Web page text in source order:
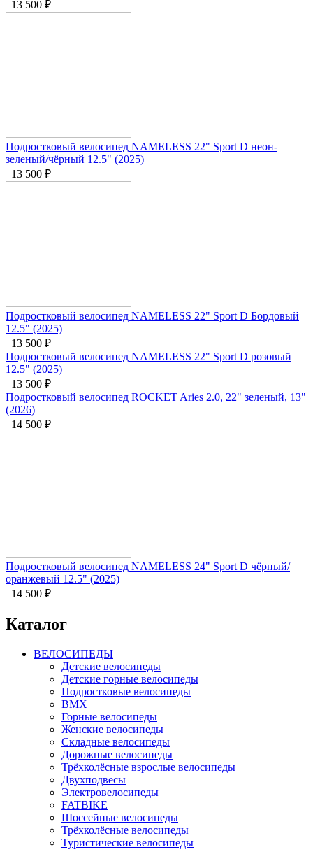
13 500 ₽
Подростковый велосипед NAMELESS 22" Sport D неон-
зеленый/чёрный 12.5" (2025)
13 500 ₽
Подростковый велосипед NAMELESS 22" Sport D Бордовый
12.5" (2025)
13 500 ₽
Подростковый велосипед NAMELESS 22" Sport D розовый
12.5" (2025)
13 500 ₽
Подростковый велосипед ROCKET Aries 2.0, 22" зеленый, 13"
(2026)
14 500 ₽
Подростковый велосипед NAMELESS 24" Sport D чёрный/
оранжевый 12.5" (2025)
14 500 ₽
Каталог
ВЕЛОСИПЕДЫ
Детские велосипеды
Детские горные велосипеды
Подростковые велосипеды
BMX
Горные велосипеды
Женские велосипеды
Складные велосипеды
Дорожные велосипеды
Трёхколёсные взрослые велосипеды
Двухподвесы
Электровелосипеды
FATBIKE
Шоссейные велосипеды
Трёхколёсные велосипеды
Туристические велосипеды